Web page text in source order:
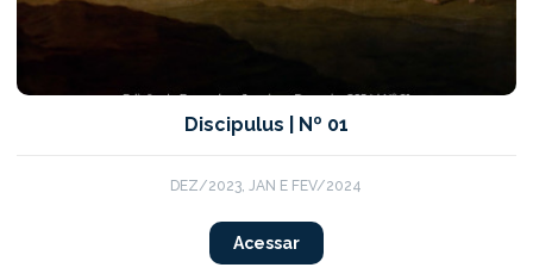
Discipulus | Nº 01
DEZ/2023, JAN E FEV/2024
Acessar